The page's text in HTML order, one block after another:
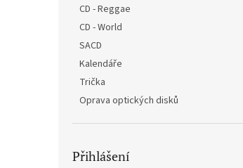
CD - Reggae
CD - World
SACD
Kalendáře
Trička
Oprava optických disků
Přihlášení